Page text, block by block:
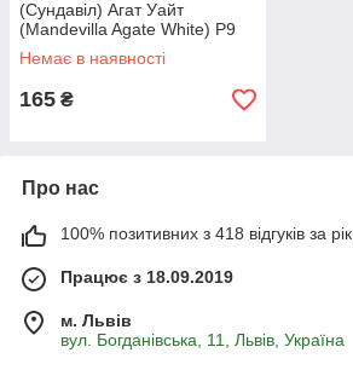
(Сундавіл) Агат Уайт
(Mandevilla Agate White) Р9
Немає в наявності
165 ₴
Про нас
100% позитивних з 418 відгуків за рік
Працює з 18.09.2019
м. Львів
вул. Богданівська, 11, Львів, Україна